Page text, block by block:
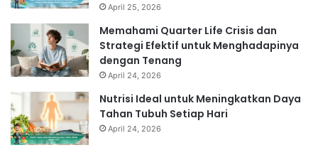
April 25, 2026
Memahami Quarter Life Crisis dan
Strategi Efektif untuk Menghadapinya
dengan Tenang
April 24, 2026
Nutrisi Ideal untuk Meningkatkan Daya
Tahan Tubuh Setiap Hari
April 24, 2026